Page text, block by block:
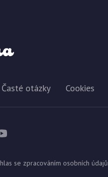
Časté otázky Cookies
se zpracováním osobních údajů